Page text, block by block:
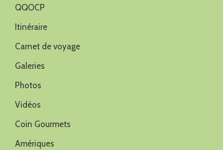
QQOCP
Itinéraire
Carnet de voyage
Galeries
Photos
Vidéos
Coin Gourmets
Amériques